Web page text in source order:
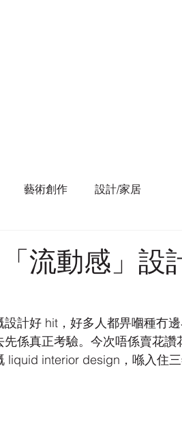
藝術創作 設計/家居
流動感」設
計好 hit，好多人都畀嗰種冇
係真正考驗。今次唔係賣花讚
liquid interior design，喺入住